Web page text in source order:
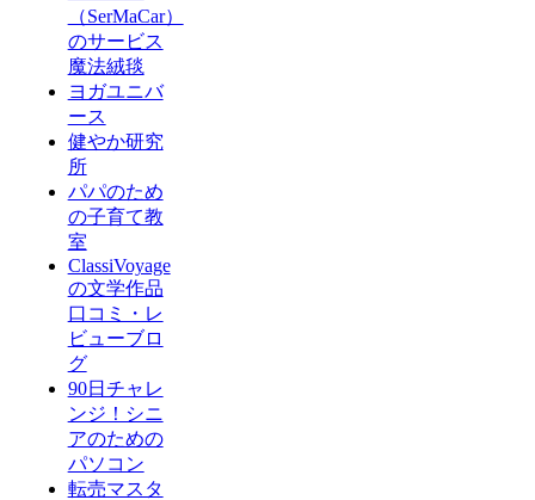
（SerMaCar）
のサービス
魔法絨毯
ヨガユニバ
ース
健やか研究
所
パパのため
の子育て教
室
ClassiVoyage
の文学作品
口コミ・レ
ビューブロ
グ
90日チャレ
ンジ！シニ
アのための
パソコン
転売マスタ